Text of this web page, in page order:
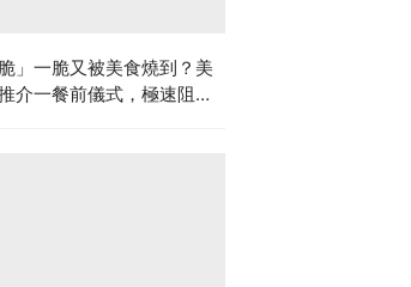
」一脆又被美食燒到？美
介一餐前儀式，極速阻碳